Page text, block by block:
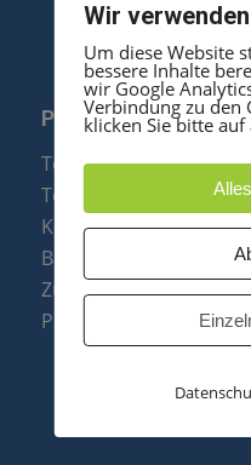
PRODUKTE
Telefonanlagen
Telefone
Konftel
Baugruppen
Zubehör & Ersatzteile
Wir
Um diese Website
bessere Inhalte
wir Google
Verbindung zu den
klicken Sie bitte auf